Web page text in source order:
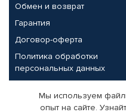
Обмен и возврат
Гарантия
Договор-оферта
Политика обработки
персональных данных
Партнерам
Мы используем
опыт на сайте.